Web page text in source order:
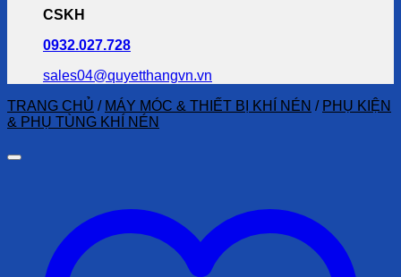
CSKH
0932.027.728
sales04@quyetthangvn.vn
TRANG CHỦ / MÁY MÓC & THIẾT BỊ KHÍ NÉN / PHỤ KIỆN
& PHỤ TÙNG KHÍ NÉN